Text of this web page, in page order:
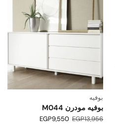
بوفيه
بوفيه مودرن M044
EGP13,956
EGP9,550